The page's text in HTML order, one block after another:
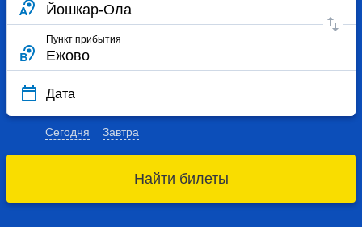
Пункт прибытия
Дата
Сегодня Завтра
Найти билеты